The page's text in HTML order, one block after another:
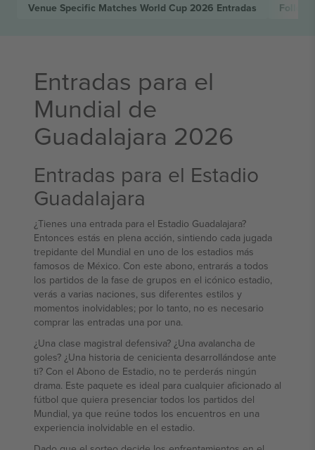
Venue Specific Matches World Cup 2026 Entradas Follow
Entradas para el
Mundial de
Guadalajara 2026
Entradas para el Estadio
Guadalajara
¿Tienes una entrada para el Estadio Guadalajara?
Entonces estás en plena acción, sintiendo cada jugada
trepidante del Mundial en uno de los estadios más
famosos de México. Con este abono, entrarás a todos
los partidos de la fase de grupos en el icónico estadio,
verás a varias naciones, sus diferentes estilos y
momentos inolvidables; por lo tanto, no es necesario
comprar las entradas una por una.
¿Una clase magistral defensiva? ¿Una avalancha de
goles? ¿Una historia de cenicienta desarrollándose ante
ti? Con el Abono de Estadio, no te perderás ningún
drama. Este paquete es ideal para cualquier aficionado al
fútbol que quiera presenciar todos los partidos del
Mundial, ya que reúne todos los encuentros en una
experiencia inolvidable en el estadio.